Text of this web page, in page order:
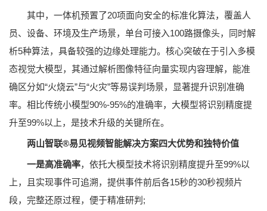
其中，一体机预置了20项面向安全的标准化算法，覆盖人
员、设备、环境及生产场景，单台可接入100路摄像头，同时解
析5种算法，具备较强的边缘处理能力。核心突破在于引入多模
态视觉大模型，其通过解析图像特征向量实现内容理解，能准
确区分如“火烧云”与“火灾”等易误判场景，显著提升识别准确
率。相比传统小模型90%-95%的准确率，大模型将识别精度提
升至99%以上，是技术升级的关键所在。
两山智联®易见视频智能解决方案四大优势和独特价值
一是高准确率，依托大模型技术将识别精度提升至99%以
上，且实现事件可追溯，提供事件前后各15秒的30秒视频片
段，完整还原过程，便于精准研判;